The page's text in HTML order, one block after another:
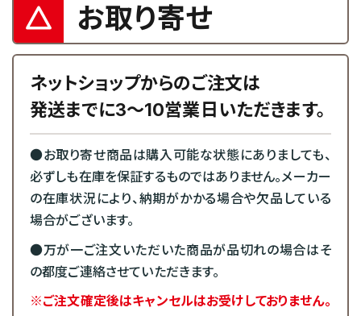
お取り寄せ
ネットショップからのご注文は
発送までに3～10営業日いただきます。
●お取り寄せ商品は購入可能な状態にありましても、
必ずしも在庫を保証するものではありません。メーカー
の在庫状況により、納期がかかる場合や欠品している
場合がございます。
●万が一ご注文いただいた商品が品切れの場合はそ
の都度ご連絡させていただきます。
※ご注文確定後はキャンセルはお受けしておりません。